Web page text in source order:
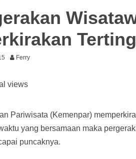
Ferry
views
Pariwisata (Kemenpar)
yang bersamaan maka
puncaknya.